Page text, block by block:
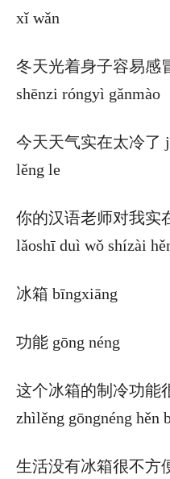
xǐ wǎn
冬天光着身子容易感
shēnzi róngyì gǎnmào
今天天气实在太冷了
lěng le
你的汉语老师对我实
lǎoshī duì wǒ shízài
冰箱 bīngxiāng
功能 gōng néng
这个冰箱的制冷功能
zhìlěng gōngnéng hěn
生活没有冰箱很不方